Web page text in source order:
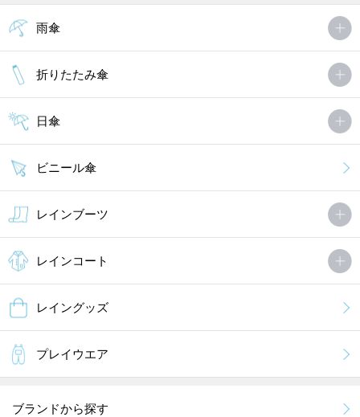
雨傘
折りたたみ傘
日傘
ビニール傘
レインブーツ
レインコート
レイングッズ
プレイウエア
ブランドから探す